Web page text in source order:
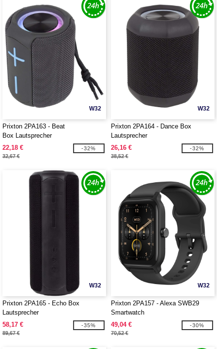
W32
Prixton 2PA163 - Beat
Box Lautsprecher
22,18 €
32,67 €
-32%
W32
Prixton 2PA164 - Dance Box
Lautsprecher
26,16 €
38,52 €
-32%
W32
Prixton 2PA165 - Echo Box
Lautsprecher
58,17 €
89,67 €
-35%
W32
Prixton 2PA157 - Alexa SWB29
Smartwatch
49,04 €
70,52 €
-30%